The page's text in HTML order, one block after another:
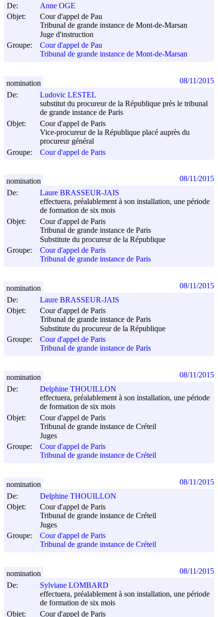
De:
Anne OGE
Objet:
Cour d'appel de Pau
Tribunal de grande instance de Mont-de-Marsan
Juge d'instruction
Groupe:
Cour d'appel de Pau
Tribunal de grande instance de Mont-de-Marsan
De:
Ludovic LESTEL
substitut du procureur de la République près le tribunal
de grande instance de Paris
Objet:
Cour d'appel de Paris
Vice-procureur de la République placé auprès du
procureur général
Groupe:
Cour d'appel de Paris
nomination 08/11/2015
De:
Laure BRASSEUR-JAIS
effectuera, préalablement à son installation, une période
de formation de six mois
Objet:
Cour d'appel de Paris
Tribunal de grande instance de Paris
Substitute du procureur de la République
Groupe:
Cour d'appel de Paris
Tribunal de grande instance de Paris
nomination 08/11/2015
De:
Laure BRASSEUR-JAIS
Objet:
Cour d'appel de Paris
Tribunal de grande instance de Paris
Substitute du procureur de la République
Groupe:
Cour d'appel de Paris
Tribunal de grande instance de Paris
nomination 08/11/2015
De:
Delphine THOUILLON
effectuera, préalablement à son installation, une période
de formation de six mois
Objet:
Cour d'appel de Paris
Tribunal de grande instance de Créteil
Juges
Groupe:
Cour d'appel de Paris
Tribunal de grande instance de Créteil
nomination 08/11/2015
De:
Delphine THOUILLON
Objet:
Cour d'appel de Paris
Tribunal de grande instance de Créteil
Juges
Groupe:
Cour d'appel de Paris
Tribunal de grande instance de Créteil
nomination 08/11/2015
De:
Sylviane LOMBARD
effectuera, préalablement à son installation, une période
de formation de six mois
Objet:
Cour d'appel de Paris
nomination 08/11/2015